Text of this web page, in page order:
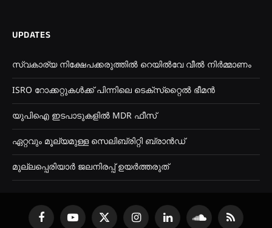
UPDATES
സ്വകാര്യ നിക്ഷേപക്കരുത്തിൽ റെയിൽവേ വീൽ നിർമ്മാണം
ISRO റോക്കറ്റുകൾക്ക് പിന്നിലെ ടെക്‌സ്‌റ്റൈൽ ഭീമൻ
യുപിഐ ഇടപാടുകളിൽ MDR ഫീസ്
ഏറ്റവും മൂല്യമുള്ള സെലിബ്രിറ്റി ബ്രാൻഡ്
മുല്ലപ്പെരിയാർ ജലനിരപ്പ് ഉയർത്തരുത്
FacebookYouTubeX InstagramLinkedInSoundCloud
RSS